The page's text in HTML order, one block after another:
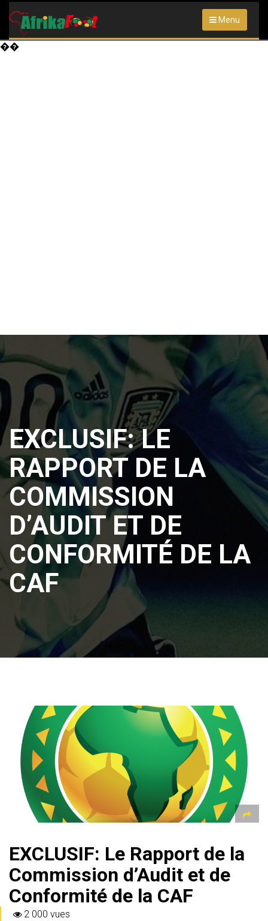
Menu
��
EXCLUSIF: LE
RAPPORT DE LA
COMMISSION
D’AUDIT ET DE
CONFORMITÉ DE LA
CAF
EXCLUSIF: Le Rapport de la
Commission d’Audit et de
Conformité de la CAF
2 000 vues